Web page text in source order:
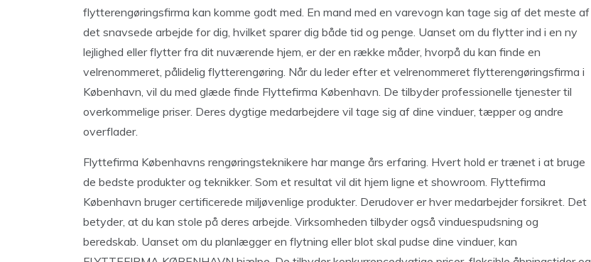
flytterengøringsfirma kan komme godt med. En mand med en varevogn kan tage sig af det meste af
det snavsede arbejde for dig, hvilket sparer dig både tid og penge. Uanset om du flytter ind i en ny
lejlighed eller flytter fra dit nuværende hjem, er der en række måder, hvorpå du kan finde en
velrenommeret, pålidelig flytterengøring. Når du leder efter et velrenommeret flytterengøringsfirma i
København, vil du med glæde finde Flyttefirma København. De tilbyder professionelle tjenester til
overkommelige priser. Deres dygtige medarbejdere vil tage sig af dine vinduer, tæpper og andre
overflader.
Flyttefirma Københavns rengøringsteknikere har mange års erfaring. Hvert hold er trænet i at bruge
de bedste produkter og teknikker. Som et resultat vil dit hjem ligne et showroom. Flyttefirma
København bruger certificerede miljøvenlige produkter. Derudover er hver medarbejder forsikret. Det
betyder, at du kan stole på deres arbejde. Virksomheden tilbyder også vinduespudsning og
beredskab. Uanset om du planlægger en flytning eller blot skal pudse dine vinduer, kan